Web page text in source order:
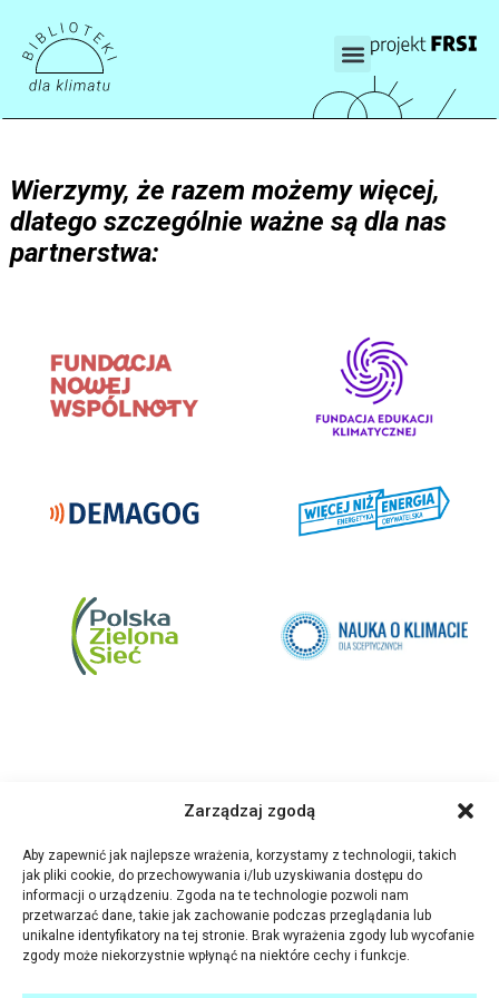
Zarządzaj zgodą
Aby zapewnić jak najlepsze wrażenia, korzystamy z technologii, takich
jak pliki cookie, do przechowywania i/lub uzyskiwania dostępu do
informacji o urządzeniu. Zgoda na te technologie pozwoli nam
przetwarzać dane, takie jak zachowanie podczas przeglądania lub
unikalne identyfikatory na tej stronie. Brak wyrażenia zgody lub wycofanie
zgody może niekorzystnie wpłynąć na niektóre cechy i funkcje.
Wierzymy, że razem możemy więcej,
dlatego szczególnie ważne są dla nas
partnerstwa: